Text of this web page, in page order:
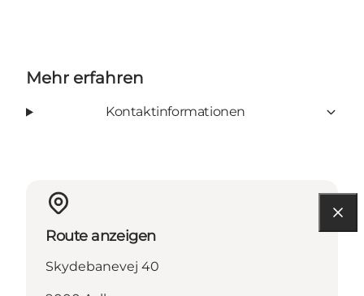
Mehr erfahren
Kontaktinformationen
Route anzeigen
Skydebanevej 40